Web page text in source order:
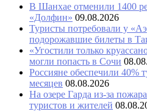
В Шанхае отменили 1400
«Долфин» 09.08.2026
Туристы потребовали у
подорожавшие билеты в
«Угостили только
могли попасть в Сочи
Россияне обеспечили 40%
месяцев 08.08.2026
На озере Гарда из-за
туристов и жителей